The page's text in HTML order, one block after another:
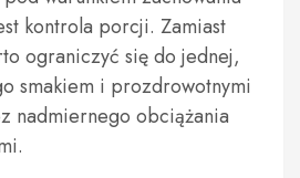
kontrola porcji. Zamiast
ograniczyć się do jednej,
smakiem i prozdrowotnymi
nadmiernego obciążania